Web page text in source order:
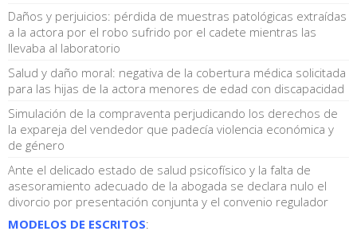
Daños y perjuicios: pérdida de muestras patológicas extraídas
a la actora por el robo sufrido por el cadete mientras las
llevaba al laboratorio
Salud y daño moral: negativa de la cobertura médica solicitada
para las hijas de la actora menores de edad con discapacidad
Simulación de la compraventa perjudicando los derechos de
la expareja del vendedor que padecía violencia económica y
de género
Ante el delicado estado de salud psicofísico y la falta de
asesoramiento adecuado de la abogada se declara nulo el
divorcio por presentación conjunta y el convenio regulador
MODELOS DE ESCRITOS: